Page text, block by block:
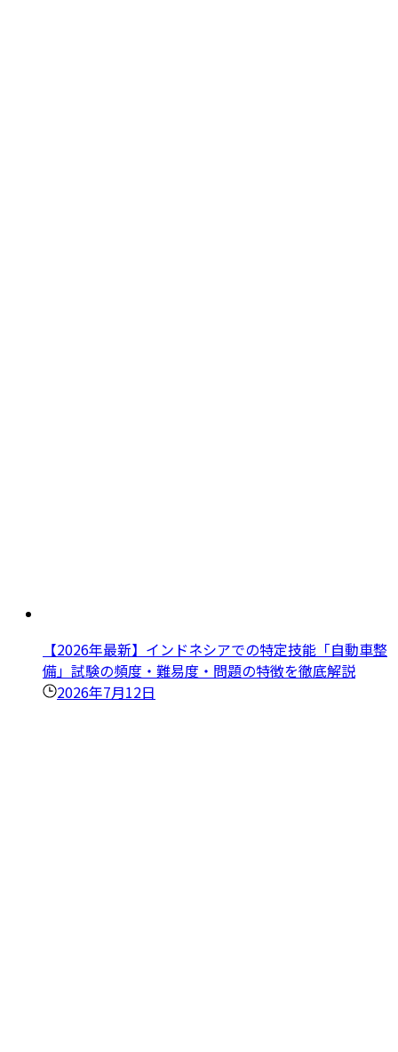
【2026年最新】インドネシアでの特定技能「自動車整
備」試験の頻度・難易度・問題の特徴を徹底解説
2026年7月12日